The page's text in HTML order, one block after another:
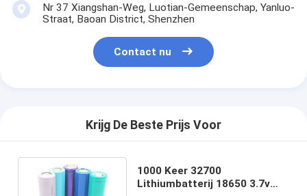
Nr 37 Xiangshan-Weg, Luotian-Gemeenschap, Yanluo-
Straat, Baoan District, Shenzhen
Contact nu
Krijg De Beste Prijs Voor
1000 Keer 32700
Lithiumbatterij 18650 3.7v